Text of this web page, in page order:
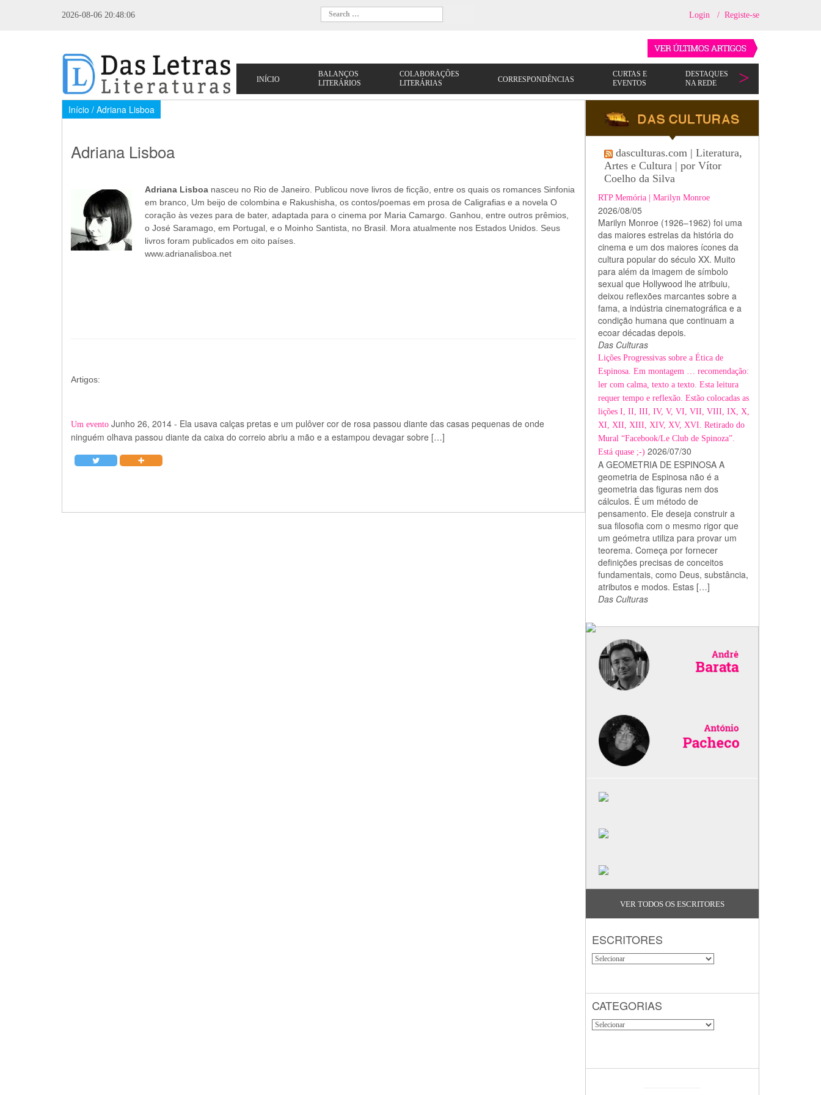
2026-08-06 20:48:06 Login / Registe-se
Início / Adriana Lisboa
Adriana Lisboa
Adriana Lisboanasceu no Rio de Janeiro. Publicou nove livros de ficção, entre os quais os romances Sinfonia
em branco, Um beijo de colombina e Rakushisha, os contos/poemas em prosa de Caligrafias e a novela O
coração às vezes para de bater, adaptada para o cinema por Maria Camargo. Ganhou, entre outros prêmios,
o José Saramago, em Portugal, e o Moinho Santista, no Brasil. Mora atualmente nos Estados Unidos. Seus
livros foram publicados em oito países.
www.adrianalisboa.net
Artigos:
Um evento Junho 26, 2014 - Ela usava calças pretas e um pulôver cor de rosa passou diante das casas pequenas de onde
ninguém olhava passou diante da caixa do correio abriu a mão e a estampou devagar sobre […]
dasculturas.com | Literatura,
Artes e Cultura | por Vítor
Coelho da Silva
RTP Memória | Marilyn Monroe
2026/08/05
Marilyn Monroe (1926–1962) foi uma
das maiores estrelas da história do
cinema e um dos maiores ícones da
cultura popular do século XX. Muito
para além da imagem de símbolo
sexual que Hollywood lhe atribuiu,
deixou reflexões marcantes sobre a
fama, a indústria cinematográfica e a
condição humana que continuam a
ecoar décadas depois.
Das Culturas
Lições Progressivas sobre a Ética de
Espinosa. Em montagem … recomendação:
ler com calma, texto a texto. Esta leitura
requer tempo e reflexão. Estão colocadas as
lições I, II, III, IV, V, VI, VII, VIII, IX, X,
XI, XII, XIII, XIV, XV, XVI. Retirado do
Mural “Facebook/Le Club de Spinoza”.
Está quase ;-) 2026/07/30
A GEOMETRIA DE ESPINOSA A
geometria de Espinosa não é a
geometria das figuras nem dos
cálculos. É um método de
pensamento. Ele deseja construir a
sua filosofia com o mesmo rigor que
um geómetra utiliza para provar um
teorema. Começa por fornecer
definições precisas de conceitos
fundamentais, como Deus, substância,
atributos e modos. Estas […]
Das Culturas
VER TODOS OS ESCRITORES
ESCRITORES
CATEGORIAS